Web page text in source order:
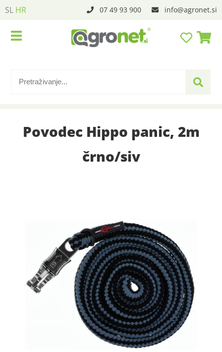
SL HR 07 49 93 900 info agronet.si
Povodec Hippo panic, 2m
črno/siv